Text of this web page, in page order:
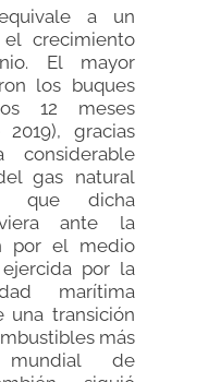
a un
crecimiento
El mayor
los buques
12 meses
gracias
considerable
gas natural
que dicha
ante la
por el medio
por la
marítima
una transición
más
de